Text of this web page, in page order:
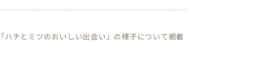
チとミツのおいしい出会い」の様子について掲載